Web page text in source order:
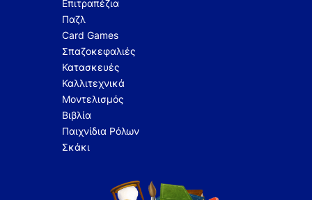
Επιτραπέζια
Παζλ
Card Games
Σπαζοκεφαλιές
Κατασκευές
Καλλιτεχνικά
Μοντελισμός
Βιβλία
Παιχνίδια Ρόλων
Σκάκι